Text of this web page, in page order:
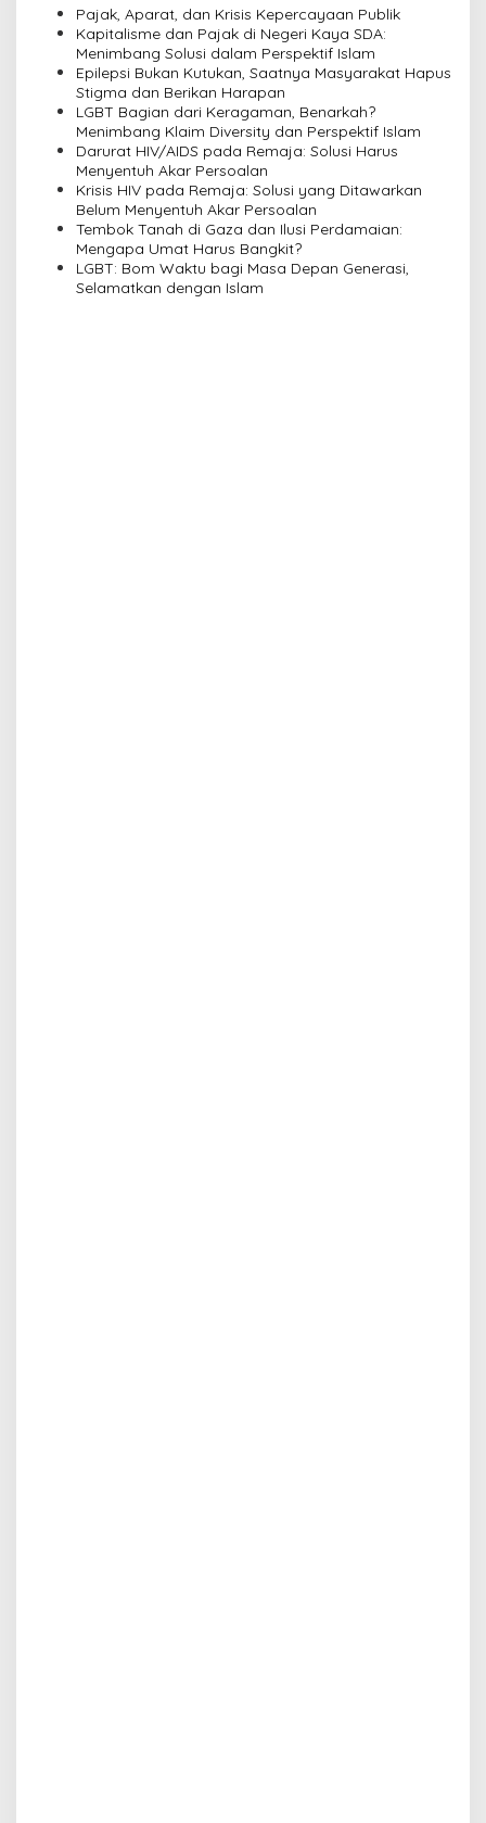
Pajak, Aparat, dan Krisis Kepercayaan Publik
Kapitalisme dan Pajak di Negeri Kaya SDA:
Menimbang Solusi dalam Perspektif Islam
Epilepsi Bukan Kutukan, Saatnya Masyarakat Hapus
Stigma dan Berikan Harapan
LGBT Bagian dari Keragaman, Benarkah?
Menimbang Klaim Diversity dan Perspektif Islam
Darurat HIV/AIDS pada Remaja: Solusi Harus
Menyentuh Akar Persoalan
Krisis HIV pada Remaja: Solusi yang Ditawarkan
Belum Menyentuh Akar Persoalan
Tembok Tanah di Gaza dan Ilusi Perdamaian:
Mengapa Umat Harus Bangkit?
LGBT: Bom Waktu bagi Masa Depan Generasi,
Selamatkan dengan Islam